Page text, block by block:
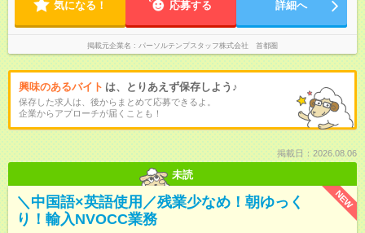
気になる！ 応募する 詳細へ
掲載元企業名 パーソルテンプスタッフ株式会社 首都圏
興味のあるバイト は、とりあえず保存しよう♪
保存した求人は、後からまとめて応募できるよ。
企業からアプローチが届くことも！
掲載日：2026.08.06
未読
NEW
＼中国語×英語使用／残業少なめ！朝ゆっく
り！輸入NVOCC業務